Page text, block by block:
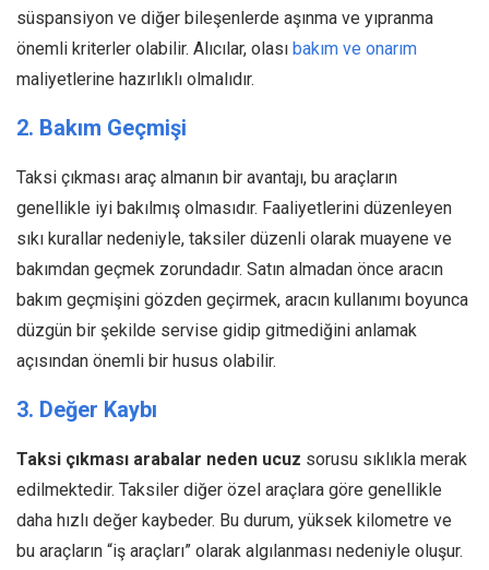
süspansiyon ve diğer bileşenlerde aşınma ve yıpranma
önemli kriterler olabilir. Alıcılar, olası bakım ve onarım
maliyetlerine hazırlıklı olmalıdır.
2. Bakım Geçmişi
Taksi çıkması araç almanın bir avantajı, bu araçların
genellikle iyi bakılmış olmasıdır. Faaliyetlerini düzenleyen
sıkı kurallar nedeniyle, taksiler düzenli olarak muayene ve
bakımdan geçmek zorundadır. Satın almadan önce aracın
bakım geçmişini gözden geçirmek, aracın kullanımı boyunca
düzgün bir şekilde servise gidip gitmediğini anlamak
açısından önemli bir husus olabilir.
3. Değer Kaybı
Taksi çıkması arabalar neden ucuz sorusu sıklıkla merak
edilmektedir. Taksiler diğer özel araçlara göre genellikle
daha hızlı değer kaybeder. Bu durum, yüksek kilometre ve
bu araçların “iş araçları” olarak algılanması nedeniyle oluşur.